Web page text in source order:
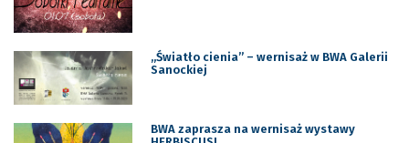
„Światło cienia” – wernisaż w BWA Galerii
Sanockiej
BWA zaprasza na wernisaż wystawy